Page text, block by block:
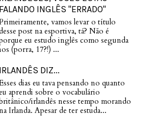
FALANDO INGLÊS "ERRADO"
vamos levar o título
post na esportiva, tá? Não é
eu estudo inglês como segunda
(porra, 17?!) ...
IRLANDÊS DIZ...
dias eu tava pensando no quanto
aprendi sobre o vocabulário
irlandês nesse tempo morando
na Irlanda. Apesar de ter estuda...